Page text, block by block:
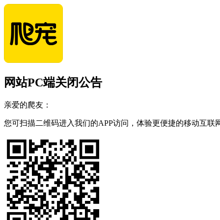
网站PC端关闭公告
亲爱的爬友：
您可扫描二维码进入我们的APP访问，体验更便捷的移动互联